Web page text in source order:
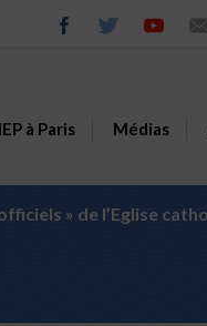
à Paris Médias
» de l’Eglise